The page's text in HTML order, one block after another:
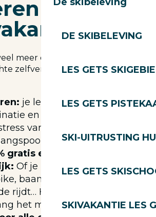
DE SKIBELEVING
LES GETS
LES GETS
SKI-UITRUSTING
LES GETS
SKIVAKANTIE LES
tijdens je
meer dan alleen een speeltuin
zelfvertrouwenversterker.
je leert balans, oog-
en snelheidsbeheersing
van de pistes. Het is de
tot het Bikepark.
gratis en voor iedereen
Of je nu op een
baanfiets, step, skateboard
rijdt… Het maakt niet uit wat
het maar wielen heeft!